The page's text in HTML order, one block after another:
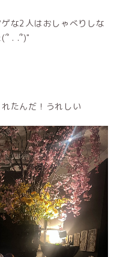
な2人はおしゃべりしな
. .՞)"
たんだ！うれしい